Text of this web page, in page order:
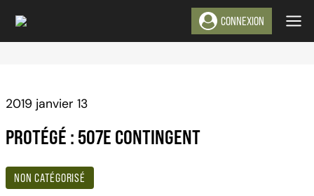
Aller
CONNEXION
NON CATÉGORISÉ
PROTÉGÉ : 507E CONTINGENT
2019 janvier 13